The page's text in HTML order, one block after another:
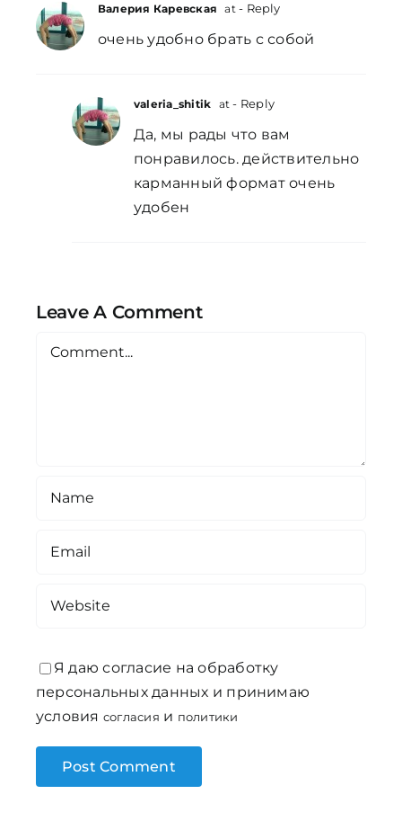
Валерия Каревская at- Reply
очень удобно брать с собой
valeria_shitik at- Reply
Да, мы рады что вам
понравилось. действительно
карманный формат очень
удобен
Leave A Comment
Comment
Я даю согласие на обработку
персональных данных и принимаю
условия согласия и политики